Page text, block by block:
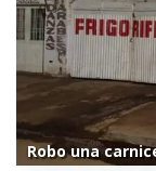
Robo una